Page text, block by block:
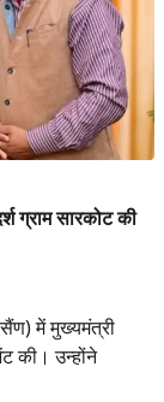
ग्राम सारकोट की
में मुख्यमंत्री
की। उन्होंने